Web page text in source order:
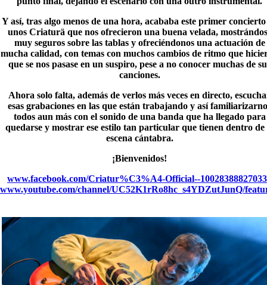
Y así, tras algo menos de una hora, acababa este primer concierto
unos Criaturä que nos ofrecieron una buena velada,
muy seguros sobre las tablas y ofreciéndonos una actuación de
mucha calidad, con temas con muchos cambios de ritmo que
que se nos pasase en un suspiro, pese a no conocer muchas de
canciones.
Ahora solo falta, además de verlos más veces en directo,
esas grabaciones en las que están trabajando y así
todos aun más con el sonido de una banda que ha llegado para
quedarse y mostrar ese estilo tan particular que tienen dentro de
escena cántabra.
¡Bienvenidos!
www.facebook.com/Criatur%C3%A4-Official--
www.youtube.com/channel/UC52K1rRo8hc_s4YDZutJunQ/